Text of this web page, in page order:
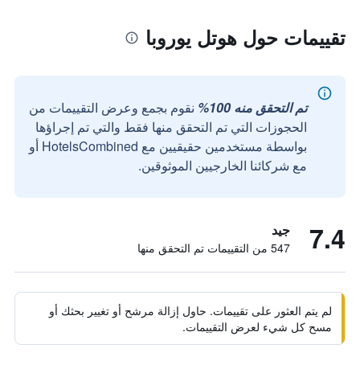
تقييمات حول هوتل يوروبا
تم التحقق منه 100%
نقوم بجمع وعرض التقييمات من
الحجوزات التي تم التحقق منها فقط والتي تم إجراؤها
بواسطة مستخدمين حقيقيين مع HotelsCombined أو
مع شركائنا الخارجيين الموثوقين.
7.4 جيد
547 من التقييمات تم التحقق منها
لم يتم العثور على تقييمات. حاول إزالة مرشح أو تغيير بحثك أو
مسح كل شيء لعرض التقييمات.